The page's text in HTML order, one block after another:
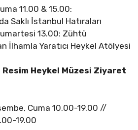
11.00 & 15.00:
Saklı İstanbul Hatıraları
13.00: Zühtü
İlhamla Yaratıcı Heykel Atölyesi
Resim Heykel Müzesi Ziyaret
Cuma 10.00-19.00 //
19.00